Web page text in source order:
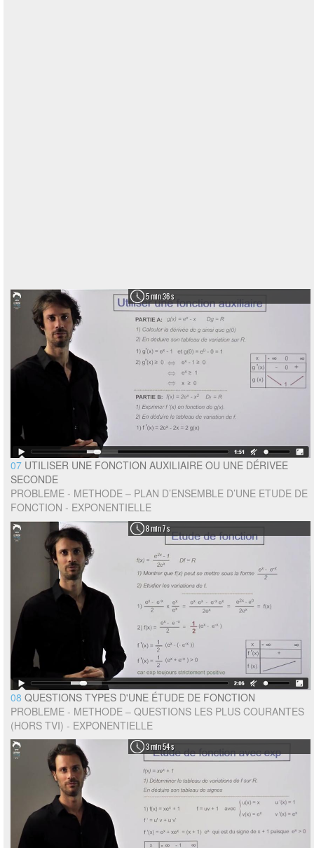
5 min 36 s
07 UTILISER UNE FONCTION AUXILIAIRE OU UNE DÉRIVEE
SECONDE
PROBLEME - METHODE – PLAN D’ENSEMBLE D’UNE ETUDE DE
FONCTION - EXPONENTIELLE
8 min 7 s
08 QUESTIONS TYPES D'UNE ÉTUDE DE FONCTION
PROBLEME - METHODE – QUESTIONS LES PLUS COURANTES
(HORS TVI) - EXPONENTIELLE
3 min 54 s